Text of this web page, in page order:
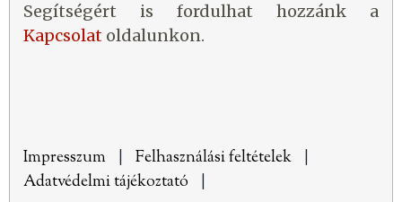
Segítségért is fordulhat hozzánk a
Kapcsolat oldalunkon.
Impresszum Felhasználási feltételek
Adatvédelmi tájékoztató